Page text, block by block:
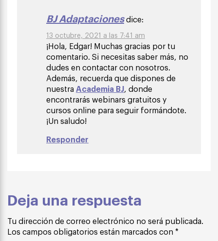
BJ Adaptacionesdice:
13 octubre, 2021 a las 7:41 am
¡Hola, Edgar! Muchas gracias por tu
comentario. Si necesitas saber más, no
dudes en contactar con nosotros.
Además, recuerda que dispones de
nuestra Academia BJ, donde
encontrarás webinars gratuitos y
cursos online para seguir formándote.
¡Un saludo!
Responder
Deja una respuesta
Tu dirección de correo electrónico no será publicada.
Los campos obligatorios están marcados con *